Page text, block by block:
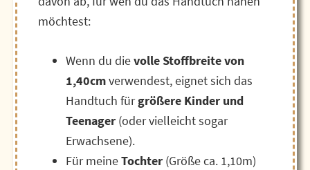
möchtest:
Wenn du dievolle Stoffbreite von
1,40cmverwendest, eignet sich das
Handtuch fürgrößere Kinder und
Teenager(oder vielleicht sogar
Erwachsene).
Für meineTochter (Größe ca. 1,10m)